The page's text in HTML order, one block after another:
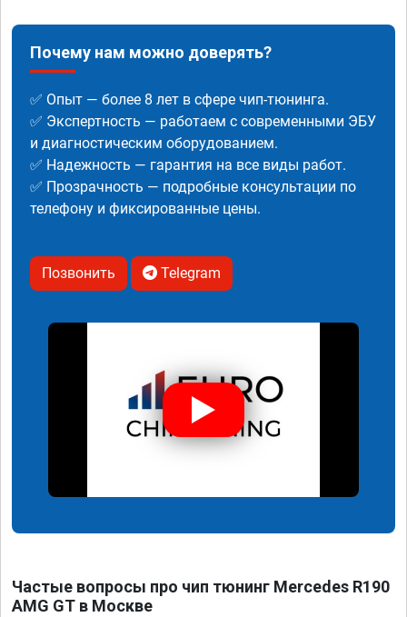
Почему нам можно доверять?
✅ Опыт — более 8 лет в сфере чип-тюнинга.
✅ Экспертность — работаем с современными ЭБУ
и диагностическим оборудованием.
✅ Надежность — гарантия на все виды работ.
✅ Прозрачность — подробные консультации по
телефону и фиксированные цены.
Позвонить Telegram
Частые вопросы про чип тюнинг Mercedes R190
AMG GT в Москве